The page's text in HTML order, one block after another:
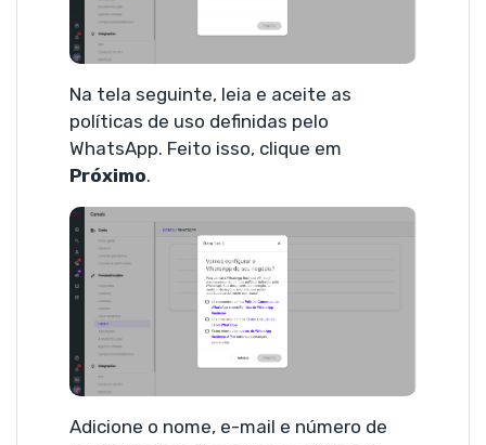
Na tela seguinte, leia e aceite as
políticas de uso definidas pelo
WhatsApp. Feito isso, clique em
Próximo.
Adicione o nome, e-mail e número de